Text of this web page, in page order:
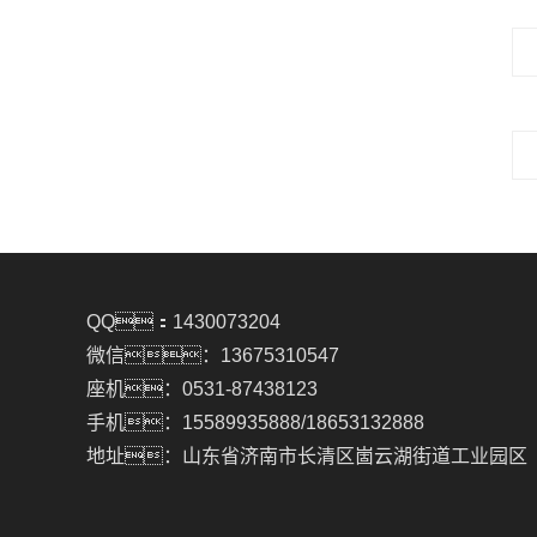
QQ：1430073204
微信：13675310547
座机：0531-87438123
手机：15589935888/18653132888
地址：山东省济南市长清区崮云湖街道工业园区